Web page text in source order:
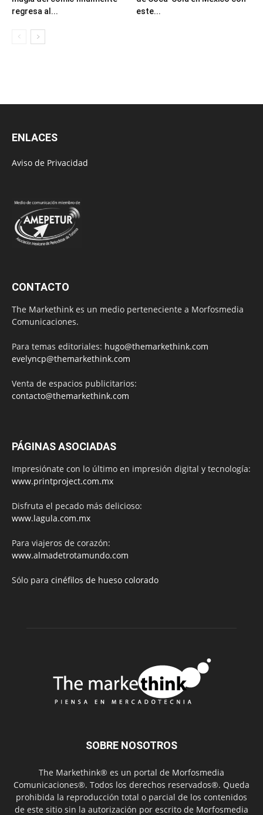
regresa al...
este...
ENLACES
Aviso de Privacidad
CONTACTO
The Markethink es un medio perteneciente a Morfosmedia
Comunicaciones.
Para temas editoriales: hugo@themarkethink.com
evelyncp@themarkethink.com
Venta de espacios publicitarios:
contacto@themarkethink.com
PÁGINAS ASOCIADAS
Impresiónate con lo último en impresión digital y tecnología:
www.printproject.com.mx
Disfruta el pecado más delicioso:
www.lagula.com.mx
Para viajeros de corazón:
www.almadetrotamundo.com
Sólo para cinéfilos de hueso colorado
SOBRE NOSOTROS
The Markethink® es un portal de Morfosmedia
Comunicaciones®. Todos los derechos reservados®. Queda
prohibida la reproducción total o parcial de los contenidos
de este sitio sin la autorización por escrito de Morfosmedia